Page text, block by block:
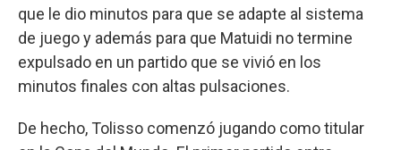
que le dio minutos para que se adapte al sistema
de juego y además para que Matuidi no termine
expulsado en un partido que se vivió en los
minutos finales con altas pulsaciones.
De hecho, Tolisso comenzó jugando como titular